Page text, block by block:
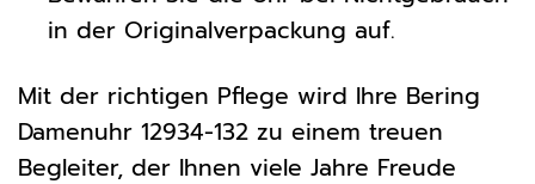
in der Originalverpackung auf.
Mit der richtigen Pflege wird Ihre Bering
Damenuhr 12934-132 zu einem treuen
Begleiter, der Ihnen viele Jahre Freude